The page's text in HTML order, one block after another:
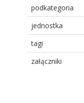
podkategoria
jednostka
tagi
załączniki